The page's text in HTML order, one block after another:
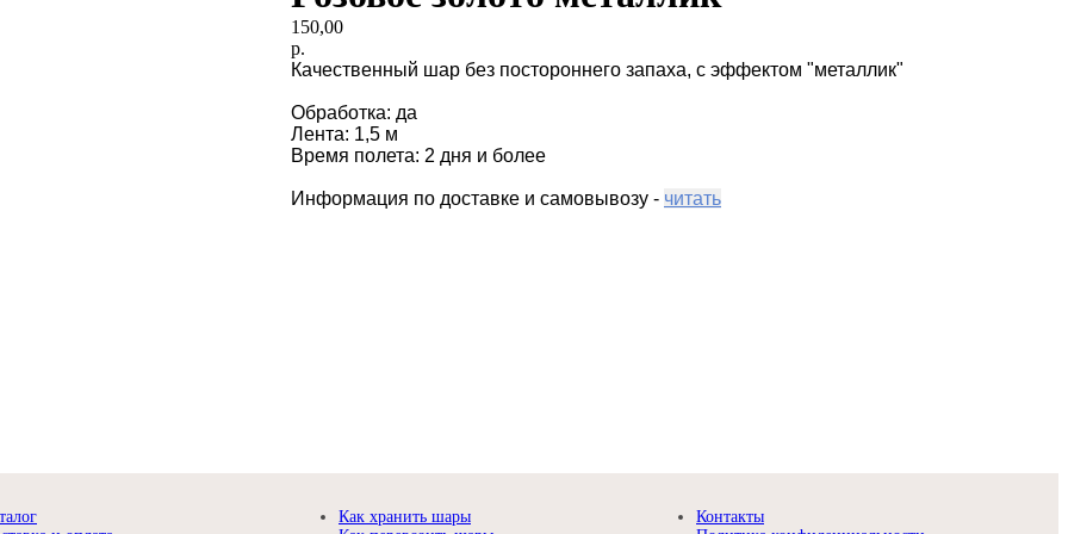
150,00
р.
Качественный шар без постороннего запаха, с эффектом "металлик"
Обработка: да
Лента: 1,5 м
Время полета: 2 дня и более
Информация по доставке и самовывозу - читать
Как хранить шары
Контакты